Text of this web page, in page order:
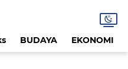
BUDAYA EKONOMI